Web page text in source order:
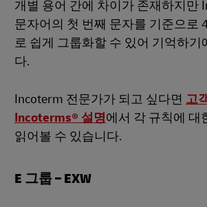
개별 용어 간에 차이가 존재하지만
문자어의 첫 번째 문자를 기준으로
로 쉽게 그룹화할 수 있어 기억하기
다.
Incoterm 전문가가 되고 싶다면 고
Incoterms® 설명에서 각 규칙에 대
읽어볼 수 있습니다.
E 그룹 – EXW